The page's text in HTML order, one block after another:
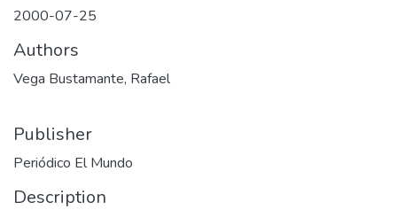
2000-07-25
Authors
Vega Bustamante, Rafael
Publisher
Periódico El Mundo
Description